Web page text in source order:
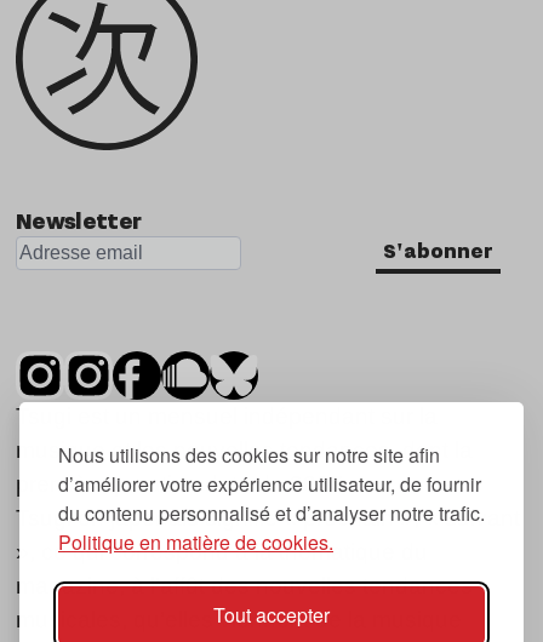
Nous utilisons des cookies sur notre site afin
d’améliorer votre expérience utilisateur, de fournir
du contenu personnalisé et d’analyser notre trafic.
Politique en matière de cookies.
Tout accepter
Newsletter
S'abonner
Tsugi est un mensuel indépendant sur la
musique et les nouvelles tendances, dont la
première parution date de 2007.
Tsugi en japonais signifie « prochain », « suivant
», ce qui correspond à la thématique du
magazine, à l’affût des nouvelles tendances
musicales, qu’elles viennent de la musique